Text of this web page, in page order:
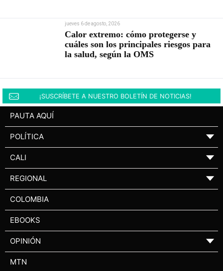
jueves 6 de agosto, 2026
Calor extremo: cómo protegerse y
cuáles son los principales riesgos para
la salud, según la OMS
¡SUSCRÍBETE A NUESTRO BOLETÍN DE NOTICIAS!
PAUTA AQUÍ
POLÍTICA ▼
CALI ▼
REGIONAL ▼
COLOMBIA
EBOOKS
OPINIÓN ▼
MTN